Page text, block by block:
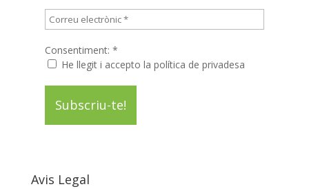
VENUE
Consentiment: *
He llegit i accepto la política de privadesa
Avis Legal